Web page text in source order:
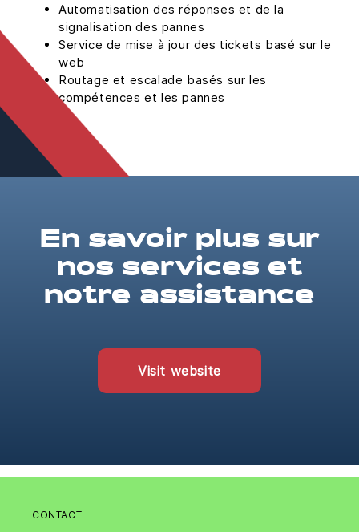
Automatisation des réponses et de la
signalisation des pannes
Service de mise à jour des tickets basé sur le
web
Routage et escalade basés sur les
compétences et les pannes
En savoir plus sur
nos services et
notre assistance
Visit website
CONTACT